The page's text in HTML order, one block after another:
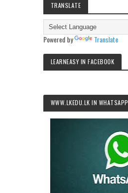
TRANSLATE
Powered by Translate
LEARNEASY IN FACEBOOK
WWW.LKEDU.LK IN WHATSAPP